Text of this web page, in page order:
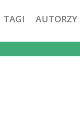
TAGI AUTORZY